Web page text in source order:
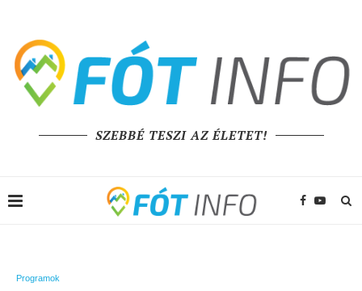
SZEBBÉ TESZI AZ ÉLETET!
Programok